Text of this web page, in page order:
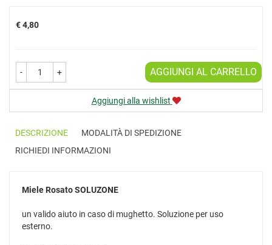
€ 4,80
- + AGGIUNGI AL CARRELLO
Aggiungi alla wishlist
DESCRIZIONE
MODALITÀ DI SPEDIZIONE
RICHIEDI INFORMAZIONI
Miele RosatoSOLUZONE
un valido aiuto in caso di mughetto. Soluzione per uso
esterno.